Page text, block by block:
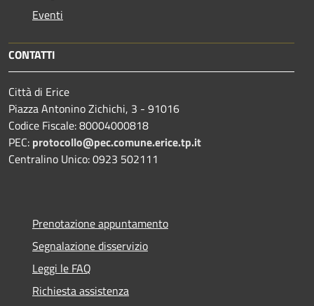
Eventi
CONTATTI
Città di Erice
Piazza Antonino Zichichi, 3 - 91016
Codice Fiscale: 80004000818
PEC: protocollo@pec.comune.erice.tp.it
Centralino Unico: 0923 502111
Prenotazione appuntamento
Segnalazione disservizio
Leggi le FAQ
Richiesta assistenza